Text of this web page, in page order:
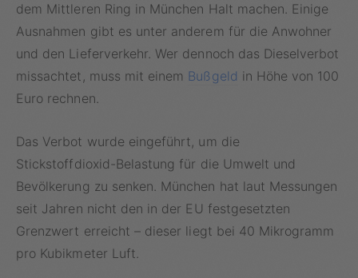
dem Mittleren Ring in München Halt machen. Einige
Ausnahmen gibt es unter anderem für die Anwohner
und den Lieferverkehr. Wer dennoch das Dieselverbot
missachtet, muss mit einem Bußgeld in Höhe von 100
Euro rechnen.
Das Verbot wurde eingeführt, um die
Stickstoffdioxid-Belastung für die Umwelt und
Bevölkerung zu senken. München hat laut Messungen
seit Jahren nicht den in der EU festgesetzten
Grenzwert erreicht – dieser liegt bei 40 Mikrogramm
pro Kubikmeter Luft.